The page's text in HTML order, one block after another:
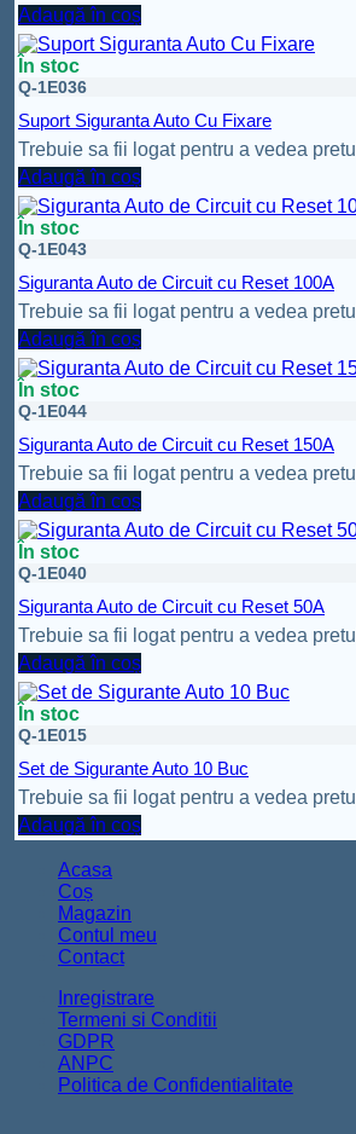
Adaugă în coș
În stoc
Q-1E036
Suport Siguranta Auto Cu Fixare
Trebuie sa fii logat pentru a vedea pretul
Adaugă în coș
În stoc
Q-1E043
Siguranta Auto de Circuit cu Reset 100A
Trebuie sa fii logat pentru a vedea pretul
Adaugă în coș
În stoc
Q-1E044
Siguranta Auto de Circuit cu Reset 150A
Trebuie sa fii logat pentru a vedea pretul
Adaugă în coș
În stoc
Q-1E040
Siguranta Auto de Circuit cu Reset 50A
Trebuie sa fii logat pentru a vedea pretul
Adaugă în coș
În stoc
Q-1E015
Set de Sigurante Auto 10 Buc
Trebuie sa fii logat pentru a vedea pretul
Adaugă în coș
Acasa
Coș
Magazin
Contul meu
Contact
Inregistrare
Termeni si Conditii
GDPR
ANPC
Politica de Confidentialitate